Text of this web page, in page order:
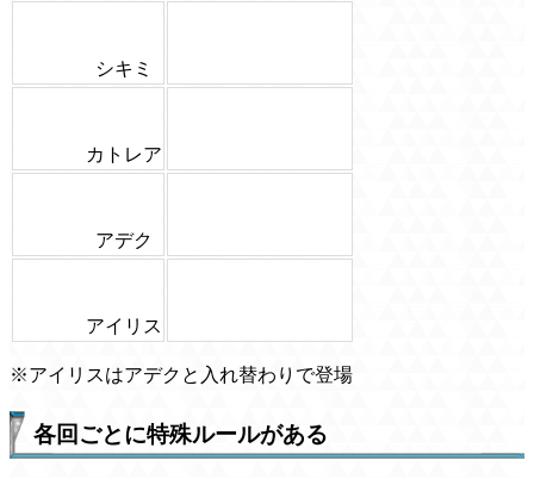
シキミ
カトレア
アデク
アイリス
※アイリスはアデクと入れ替わりで登場
各回ごとに特殊ルールがある